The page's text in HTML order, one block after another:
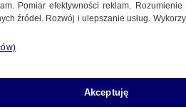
Pomiar efektywności reklam.
źródeł. Rozwój i ulepszanie usług.
Akceptuję